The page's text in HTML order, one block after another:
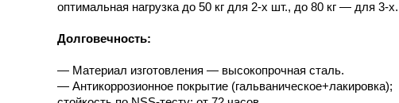
оптимальная нагрузка до 50 кг для 2-х шт., до 80 кг — для 3-х.
Долговечность:
— Материал изготовления — высокопрочная сталь.
— Антикоррозионное покрытие (гальваническое+лакировка);